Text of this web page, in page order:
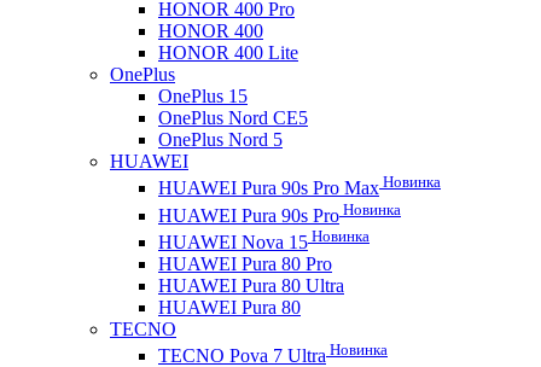
HONOR 400 Pro
HONOR 400
HONOR 400 Lite
OnePlus
OnePlus 15
OnePlus Nord CE5
OnePlus Nord 5
HUAWEI
HUAWEI Pura 90s Pro Max Новинка
HUAWEI Pura 90s Pro Новинка
HUAWEI Nova 15 Новинка
HUAWEI Pura 80 Pro
HUAWEI Pura 80 Ultra
HUAWEI Pura 80
TECNO
TECNO Pova 7 Ultra Новинка